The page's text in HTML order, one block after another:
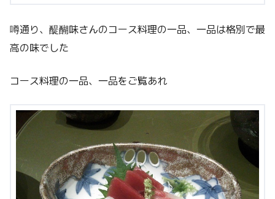
噂通り、醍醐味さんのコース料理の一品、一品は格別で最
高の味でした
コース料理の一品、一品をご覧あれ